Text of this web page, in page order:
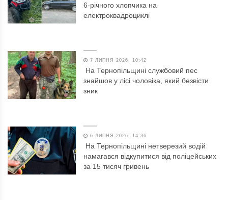
6-річного хлопчика на
електроквадроциклі
7 ЛИПНЯ 2026, 10:42
На Тернопільщині службовий пес
знайшов у лісі чоловіка, який безвісти
зник
6 ЛИПНЯ 2026, 14:36
На Тернопільщині нетверезий водій
намагався відкупитися від поліцейських
за 15 тисяч гривень